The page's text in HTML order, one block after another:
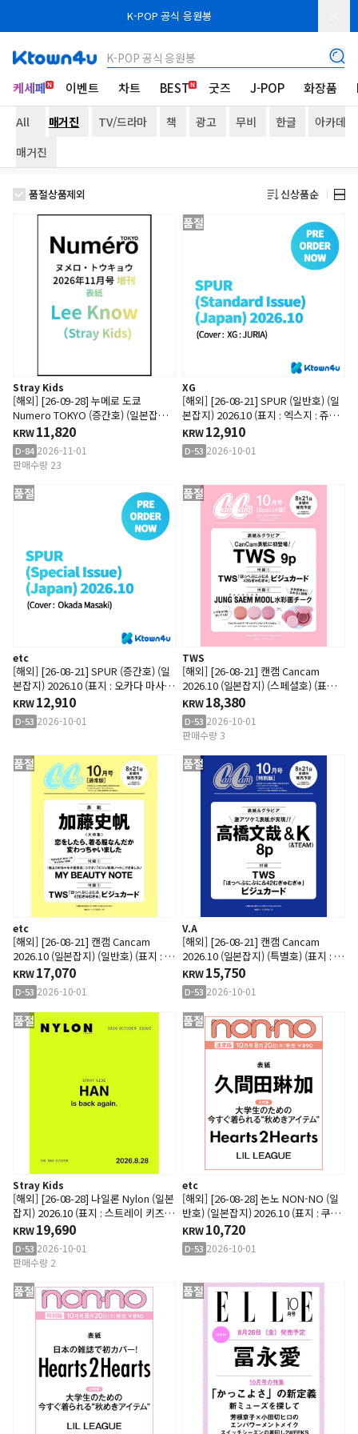
K-POP 공식 응원봉
K-POP 공식 응원봉
케세페 이벤트 차트 BEST 굿즈 J-POP 화장품
All 매거진 TV/드라마 책 광고 무비 한글
아카데미
매거진
품절상품제외 신상품순
Stray Kids
[해외] [26-09-28] 누메로 도쿄
Numero TOKYO (증간호) (일본잡지)
2026.11 (Cover : 스트레이 키즈 : 리
노)
KRW11,820
D-84 2026-11-01
판매수량 23
품절
XG
[해외] [26-08-21] SPUR (일반호) (일
본잡지) 2026.10 (표지 : 엑스지 : 쥬리
아)
KRW12,910
D-53 2026-10-01
품절
etc
[해외] [26-08-21] SPUR (증간호) (일
본잡지) 2026.10 (표지 : 오카다 마사
키)
KRW12,910
D-53 2026-10-01
품절
TWS
[해외] [26-08-21] 캔캠 Cancam
2026.10 (일본잡지) (스페셜호) (표지 :
투어스 / 내지 : 투어스 9p)
KRW18,380
D-53 2026-10-01
판매수량 3
품절
etc
[해외] [26-08-21] 캔캠 Cancam
2026.10 (일본잡지) (일반호) (표지 : 카
토 시호)
KRW17,070
D-53 2026-10-01
품절
V.A
[해외] [26-08-21] 캔캠 Cancam
2026.10 (일본잡지) (특별호) (표지 : 타
카하시 후미야 & 앤팀 : 케이 / 내지 : 타
카하시 후미야 & 앤팀 : 케이 8p)
KRW15,750
D-53 2026-10-01
품절
Stray Kids
[해외] [26-08-28] 나일론 Nylon (일본
잡지) 2026.10 (표지 : 스트레이 키즈 :
한)
KRW19,690
D-53 2026-10-01
판매수량 2
품절
etc
[해외] [26-08-28] 논노 NON-NO (일
반호) (일본잡지) 2026.10 (표지 : 쿠마
다 린카)
KRW10,720
D-53 2026-10-01
품절 품절